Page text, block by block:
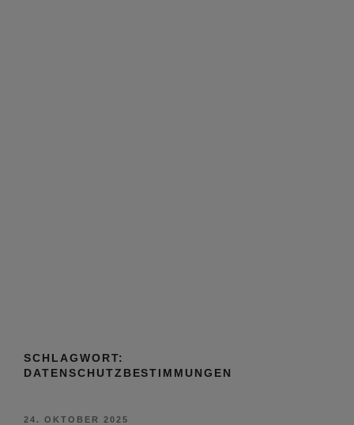
SCHLAGWORT:
DATENSCHUTZBESTIMMUNGEN
VERÖFFENTLICHT
24. OKTOBER 2025